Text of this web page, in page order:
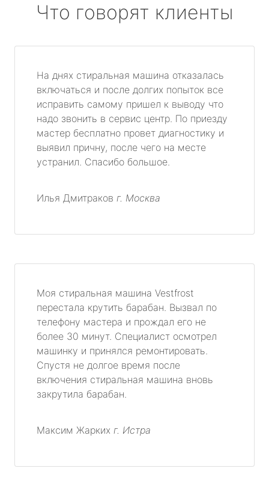
Что говорят клиенты
На днях стиральная машина отказалась
включаться и после долгих попыток все
исправить самому пришел к выводу что
надо звонить в сервис центр. По приезду
мастер бесплатно провет диагностику и
выявил причну, после чего на месте
устранил. Спасибо большое.
Илья Дмитраков г. Москва
Моя стиральная машина Vestfrost
перестала крутить барабан. Вызвал по
телефону мастера и прождал его не
более 30 минут. Специалист осмотрел
машинку и принялся ремонтировать.
Спустя не долгое время после
включения стиральная машина вновь
закрутила барабан.
Максим Жарких г. Истра